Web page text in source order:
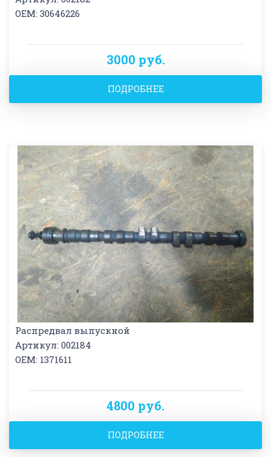
OEM: 30646226
3000 руб.
ПОДРОБНЕЕ
Распредвал выпускной
Артикул: 002184
OEM: 1371611
4800 руб.
ПОДРОБНЕЕ